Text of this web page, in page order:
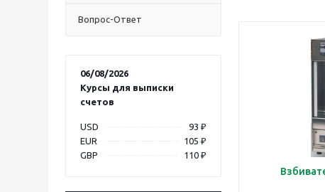
Вопрос-Ответ
06/08/2026
Курсы для выписки
счетов
USD
93 ₽
EUR
105 ₽
GBP
110 ₽